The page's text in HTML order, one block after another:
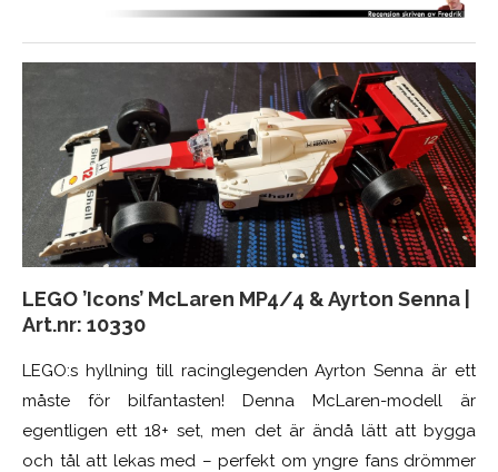
LEGO ’Icons’ McLaren MP4/4 & Ayrton Senna
Art.nr: 10330
LEGO:s hyllning till racinglegenden Ayrton Senna är ett
måste för bilfantasten! Denna McLaren-modell är
egentligen ett 18+ set, men det är ändå lätt att bygga
och tål att lekas med – perfekt om yngre fans drömmer